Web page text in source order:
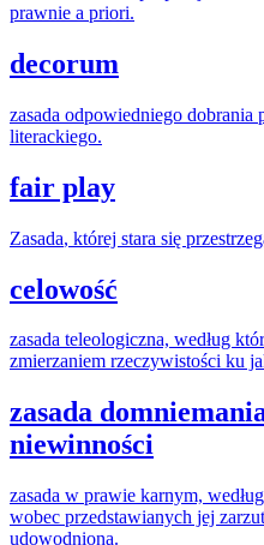
prawnie a priori.
decorum
zasada odpowiedniego dobrania
literackiego.
fair play
Zasada, której stara się
celowość
zasada teleologiczna, według
zmierzaniem rzeczywistości ku
zasada
niewinności
zasada w prawie karnym,
wobec przedstawianych jej
udowodniona.